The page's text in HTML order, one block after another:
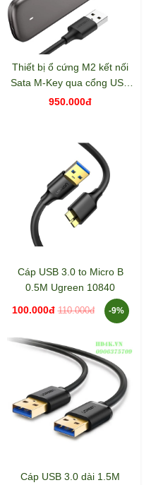
Thiết bị ổ cứng M2 kết nối
Sata M-Key qua cổng USB
Ugreen 60354
950.000đ
Cáp USB 3.0 to Micro B
0.5M Ugreen 10840
100.000đ 110.000đ -9%
Cáp USB 3.0 dài 1.5M